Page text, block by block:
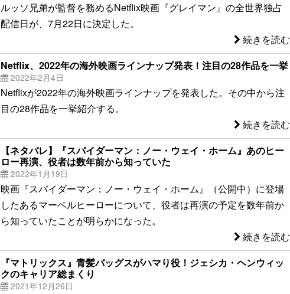
ルッソ兄弟が監督を務めるNetflix映画『グレイマン』の全世界独占
配信日が、7月22日に決定した。
続きを読む
Netflix、2022年の海外映画ラインナップ発表！注目の28作品を一挙
2022年2月4日
Netflixが2022年の海外映画ラインナップを発表した。その中から注
目の28作品を一挙紹介する。
続きを読む
【ネタバレ】『スパイダーマン：ノー・ウェイ・ホーム』あのヒー
ロー再演、役者は数年前から知っていた
2022年1月19日
映画『スパイダーマン：ノー・ウェイ・ホーム』（公開中）に登場
したあるマーベルヒーローについて、役者は再演の予定を数年前か
ら知っていたことが明らかになった。
続きを読む
『マトリックス』青髪バッグスがハマり役！ジェシカ・ヘンウィッ
クのキャリア総まくり
2021年12月26日